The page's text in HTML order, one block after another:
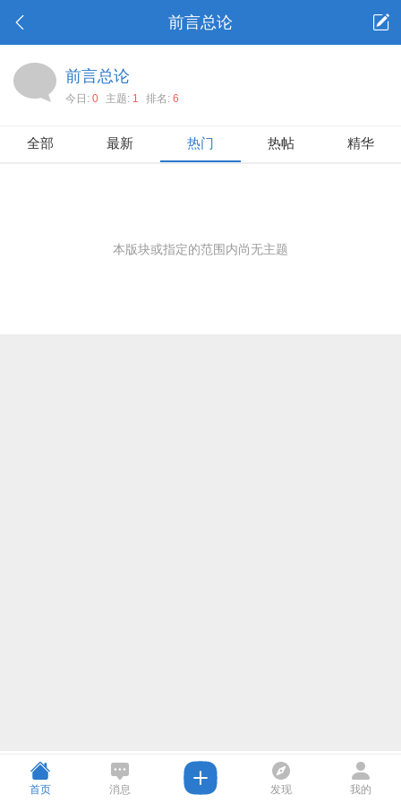
打开
前言总论
前言总论
今日: 0 主题: 1 排名: 6
全部 最新 热门 热帖 精华
本版块或指定的范围内尚无主题
首页 消息 发现 我的